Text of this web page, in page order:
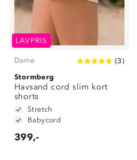
LAVPRIS
Dame (3)
Stormberg
Havsand cord slim kort
shorts
Stretch
Babycord
399,-